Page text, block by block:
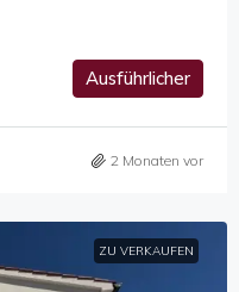
Ausführlicher
2 Monaten vor
ZU VERKAUFEN